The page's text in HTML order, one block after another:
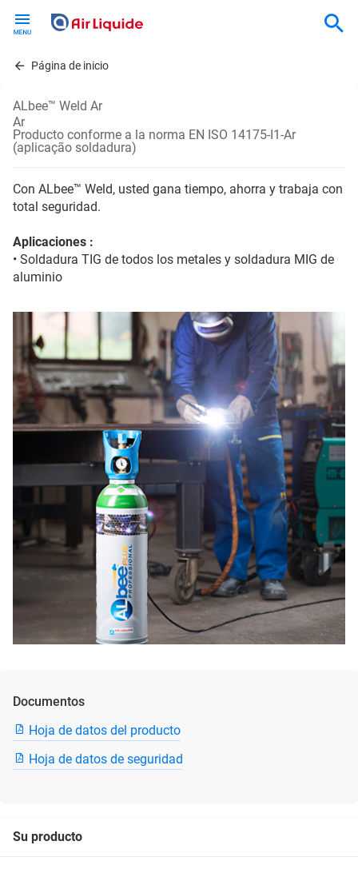
contentPágina de inicio
ALbee™ Weld Ar
Ar
Producto conforme a la norma EN ISO 14175-I1-Ar
(aplicação soldadura)
Con ALbee™ Weld, usted gana tiempo, ahorra y trabaja con
total seguridad.
Aplicaciones :
• Soldadura TIG de todos los metales y soldadura MIG de
aluminio
Documentos
Hoja de datos del producto
Hoja de datos de seguridad
Su producto